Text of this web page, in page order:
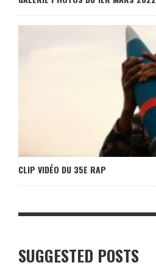
CLIP VIDÉO DU 35E RAP
SUGGESTED POSTS